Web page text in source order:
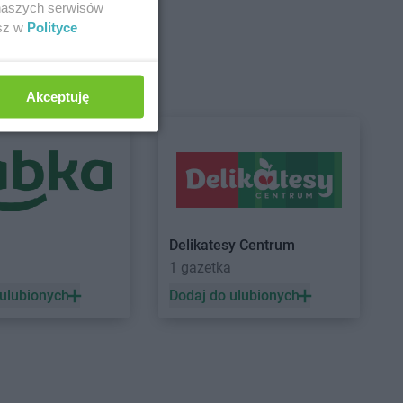
Wielka
Delikatesy Centrum
1 gazetka
Dodaj do ulubionych
serwisów
w Polityce
Akceptuję